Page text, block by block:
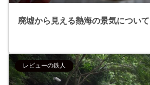
廃墟から見える熱海の景気について
レビューの鉄人